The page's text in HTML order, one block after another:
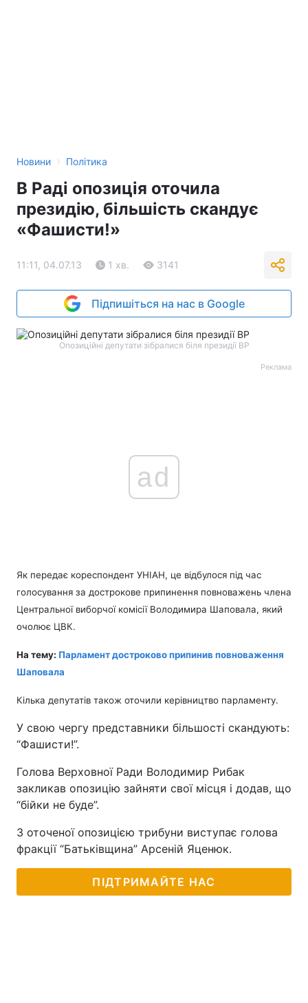
Новини › Політика
В Раді опозиція оточила
президію, більшість скандує
«Фашисти!»
11:11, 04.07.13 1 хв. 3141
Підпишіться на нас в Google
Опозиційні депутати зібралися біля президії ВР
Реклама
ad
Як передає кореспондент УНІАН, це відбулося під час
голосування за дострокове припинення повноважень члена
Центральної виборчої комісії Володимира Шаповала, який
очолює ЦВК.
На тему: Парламент достроково припинив повноваження
Шаповала
Кілька депутатів також оточили керівництво парламенту.
У свою чергу представники більшості скандують:
“Фашисти!”.
Голова Верховної Ради Володимир Рибак
закликав опозицію зайняти свої місця і додав, що
“бійки не буде”.
З оточеної опозицією трибуни виступає голова
фракції “Батьківщина” Арсеній Яценюк.
ПІДТРИМАЙТЕ НАС